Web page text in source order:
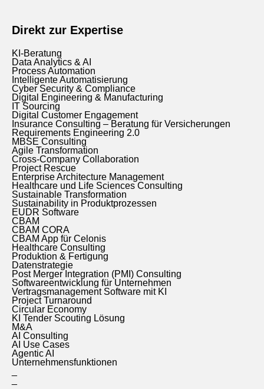
Direkt zur Expertise
KI-Beratung
Data Analytics & AI
Process Automation
Intelligente Automatisierung
Cyber Security & Compliance
Digital Engineering & Manufacturing
IT Sourcing
Digital Customer Engagement
Insurance Consulting – Beratung für Versicherungen
Requirements Engineering 2.0
MBSE Consulting
Agile Transformation
Cross-Company Collaboration
Project Rescue
Enterprise Architecture Management
Healthcare und Life Sciences Consulting
Sustainable Transformation
Sustainability in Produktprozessen
EUDR Software
CBAM
CBAM CORA
CBAM App für Celonis
Healthcare Consulting
Produktion & Fertigung
Datenstrategie
Post Merger Integration (PMI) Consulting
Softwareentwicklung für Unternehmen
Vertragsmanagement Software mit KI
Project Turnaround
Circular Economy
KI Tender Scouting Lösung
M&A
AI Consulting
AI Use Cases
Agentic AI
Unternehmensfunktionen